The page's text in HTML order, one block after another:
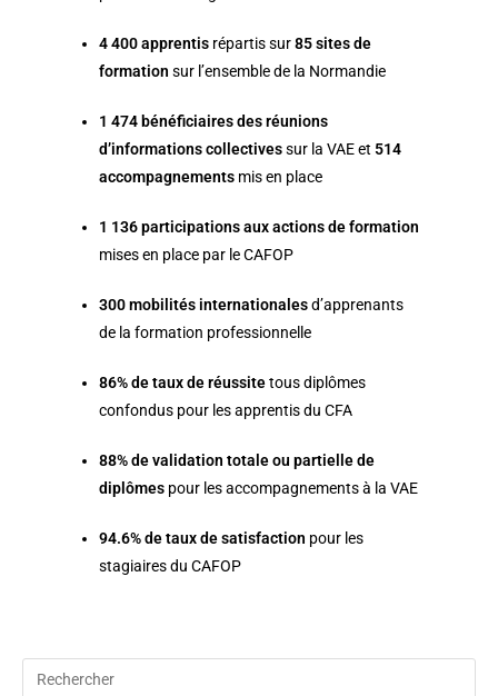
4 400 apprentisrépartis sur85sites de
formation sur l’ensemble de la Normandie
1 474 bénéficiaires des réunions
d’informations collectivessur la VAE et 514
accompagnementsmis en place
1 136 participations aux actions de formation
mises en place par le CAFOP
300 mobilités internationalesd’apprenants
de la formation professionnelle
86% de taux de réussitetous diplômes
confondus pour les apprentis du CFA
88% de validation totale ou partielle de
diplômespour les accompagnements à la VAE
94.6% de taux de satisfaction pour les
stagiaires du CAFOP